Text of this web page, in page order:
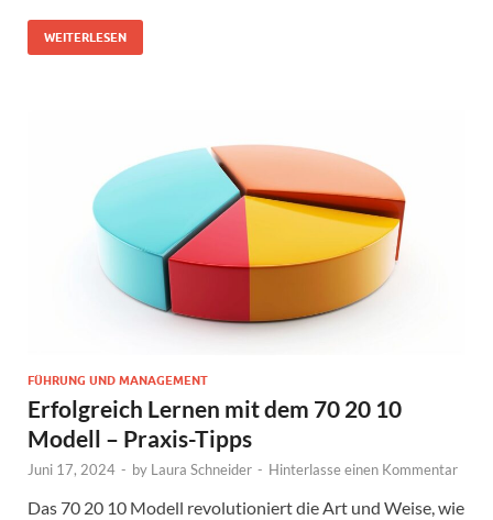
WEITERLESEN
FÜHRUNG UND MANAGEMENT
Erfolgreich Lernen mit dem 70 20 10
Modell – Praxis-Tipps
Juni 17, 2024 - by Laura Schneider - Hinterlasse einen Kommentar
Das 70 20 10 Modell revolutioniert die Art und Weise, wie